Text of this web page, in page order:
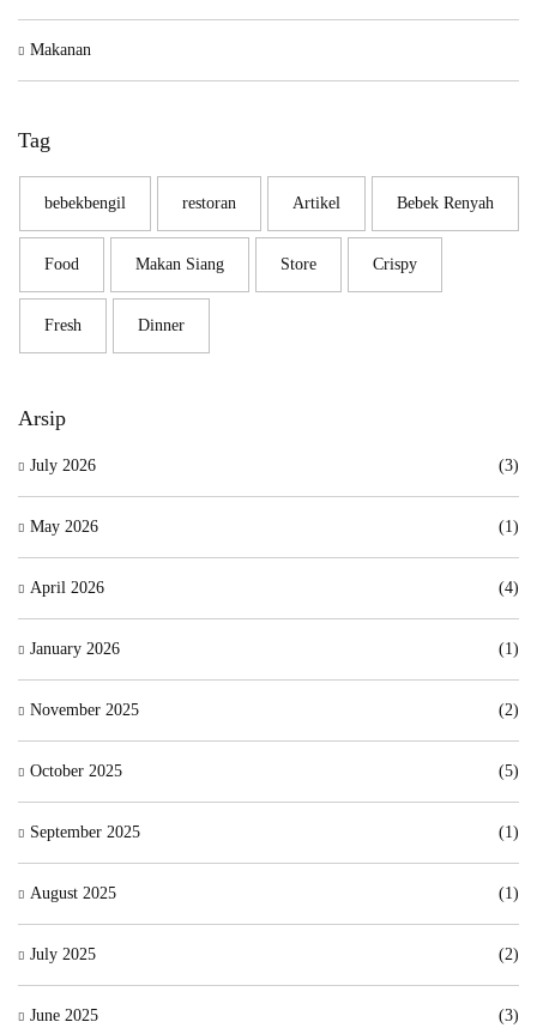
Makanan
Tag
bebekbengil restoran Artikel Bebek Renyah
Food Makan Siang Store Crispy
Fresh Dinner
Arsip
July 2026 (3)
May 2026 (1)
April 2026 (4)
January 2026 (1)
November 2025 (2)
October 2025 (5)
September 2025 (1)
August 2025 (1)
July 2025 (2)
June 2025 (3)